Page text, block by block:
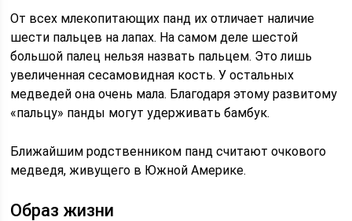
От всех млекопитающих панд их отличает наличие
шести пальцев на лапах. На самом деле шестой
большой палец нельзя назвать пальцем. Это лишь
увеличенная сесамовидная кость. У остальных
медведей она очень мала. Благодаря этому развитому
«пальцу» панды могут удерживать бамбук.
Ближайшим родственником панд считают очкового
медведя, живущего в Южной Америке.
Образ жизни